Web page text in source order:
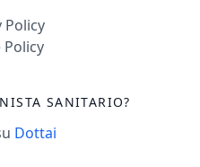
und
Policy
Policy
SANITARIO?
Dottai